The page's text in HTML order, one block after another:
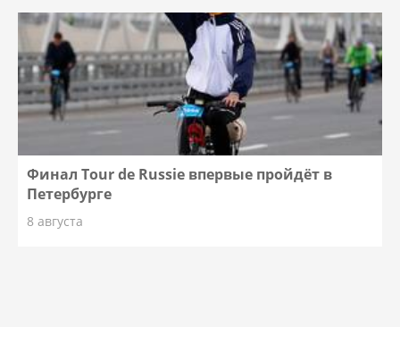
Финал Tour de Russie впервые пройдёт в
Петербурге
8 августа